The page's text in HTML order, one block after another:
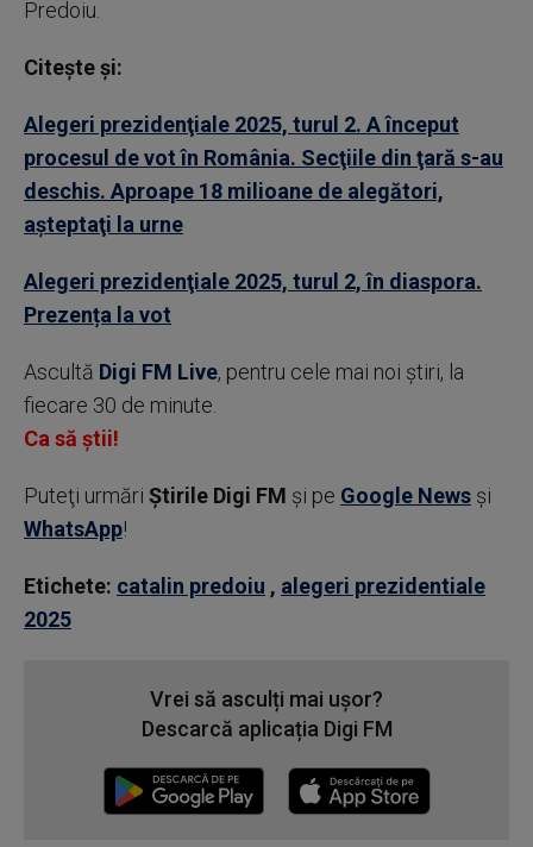
Predoiu.
Citește și:
Alegeri prezidenţiale 2025, turul 2. A început
procesul de vot în România. Secţiile din ţară s-au
deschis. Aproape 18 milioane de alegători,
aşteptaţi la urne
Alegeri prezidenţiale 2025, turul 2, în diaspora.
Prezența la vot
Ascultă Digi FM Live, pentru cele mai noi știri, la
fiecare 30 de minute.
Ca să știi!
Puteţi urmări Știrile Digi FM şi pe Google News şi
WhatsApp!
Etichete: catalin predoiu , alegeri prezidentiale
2025
Vrei să asculți mai ușor?
Descarcă aplicația Digi FM